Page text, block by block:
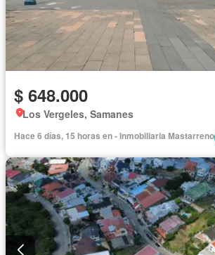
$ 648.000
Los Vergeles, Samanes
Hace 6 días, 15 horas en - Inmobiliaria Mastarreno